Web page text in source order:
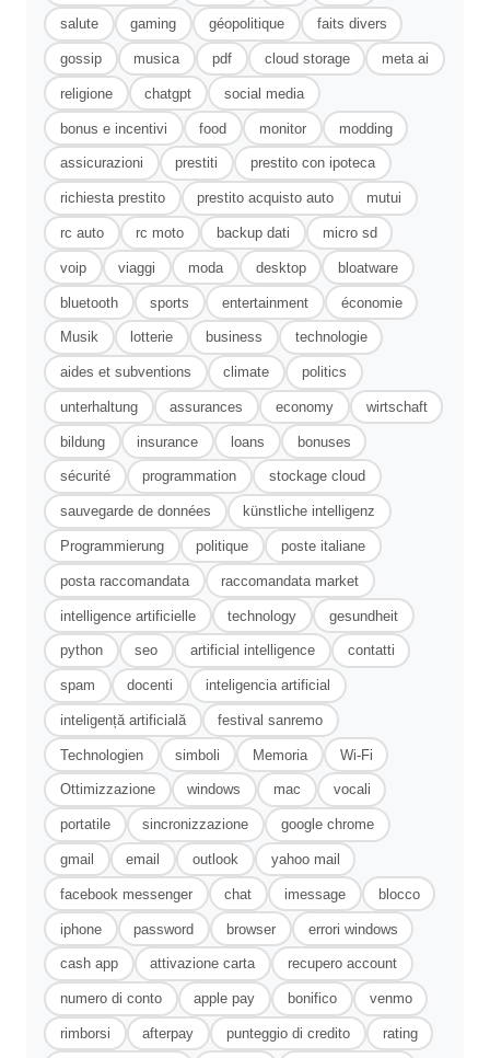
salute gaming géopolitique faits divers
gossip musica pdf cloud storage meta ai
religione chatgpt social media
bonus e incentivi food monitor modding
assicurazioni prestiti prestito con ipoteca
richiesta prestito prestito acquisto auto mutui
rc auto rc moto backup dati micro sd
voip viaggi moda desktop bloatware
bluetooth sports entertainment économie
Musik lotterie business technologie
aides et subventions climate politics
unterhaltung assurances economy wirtschaft
bildung insurance loans bonuses
sécurité programmation stockage cloud
sauvegarde de données künstliche intelligenz
Programmierung politique poste italiane
posta raccomandata raccomandata market
intelligence artificielle technology gesundheit
python seo artificial intelligence contatti
spam docenti inteligencia artificial
inteligență artificială festival sanremo
Technologien simboli Memoria Wi-Fi
Ottimizzazione windows mac vocali
portatile sincronizzazione google chrome
gmail email outlook yahoo mail
facebook messenger chat imessage blocco
iphone password browser errori windows
cash app attivazione carta recupero account
numero di conto apple pay bonifico venmo
rimborsi afterpay punteggio di credito rating